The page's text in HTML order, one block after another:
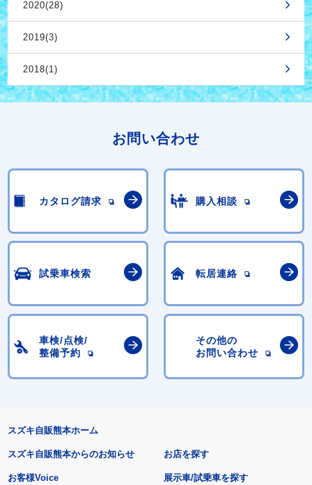
2020(28)
2019(3)
2018(1)
お問い合わせ
カタログ請求 購入相談
試乗車検索 転居連絡
車検/点検/
整備予約
その他の
お問い合わせ
スズキ自販熊本ホーム
スズキ自販熊本からのお知らせ
お客様Voice
お店を探す
展示車/試乗車を探す